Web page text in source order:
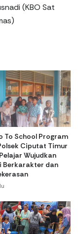
(KBO Sat
To School Program
Ciputat Timur
Wujudkan
Berkarakter dan